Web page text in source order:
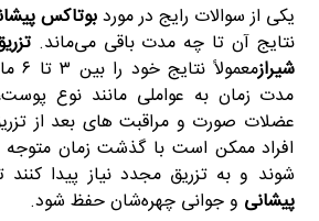
یکی از سوالات رایج در موردبوتاکس
نتایج آن تا چه مدت باقی می‌ماند.
شیراز
مدت زمان به عواملی مانند نوع
عضلات صورت و مراقبت‌ های بعد از
افراد ممکن است با گذشت زمان
شوند و به تزریق مجدد نیاز پیدا کنند
پیشانی و جوانی چهره‌شان حفظ شود.